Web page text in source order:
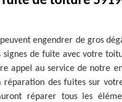
engendrer de gros
signes de fuite avec votre
appel au service de notre
réparation des fuites sur
réparer tous les